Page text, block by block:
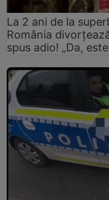
La 2 ani de la
România
spus adio! „Da,